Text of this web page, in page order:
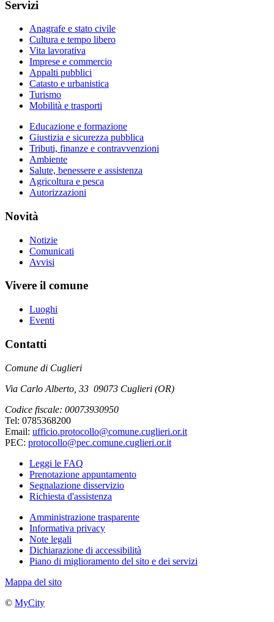
Servizi
Anagrafe e stato civile
Cultura e tempo libero
Vita lavorativa
Imprese e commercio
Appalti pubblici
Catasto e urbanistica
Turismo
Mobilità e trasporti
Educazione e formazione
Giustizia e sicurezza pubblica
Tributi, finanze e contravvenzioni
Ambiente
Salute, benessere e assistenza
Agricoltura e pesca
Autorizzazioni
Novità
Notizie
Comunicati
Avvisi
Vivere il comune
Luoghi
Eventi
Contatti
Comune di Cuglieri
Via Carlo Alberto, 33 09073 Cuglieri (OR)
Codice fiscale: 00073930950
Tel: 0785368200
Email: ufficio.protocollo@comune.cuglieri.or.it
PEC: protocollo@pec.comune.cuglieri.or.it
Leggi le FAQ
Prenotazione appuntamento
Segnalazione disservizio
Richiesta d'assistenza
Amministrazione trasparente
Informativa privacy
Note legali
Dichiarazione di accessibilità
Piano di miglioramento del sito e dei servizi
Mappa del sito
© MyCity